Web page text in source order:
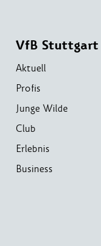
VfB Stuttgart
Aktuell
Profis
Junge Wilde
Club
Erlebnis
Business